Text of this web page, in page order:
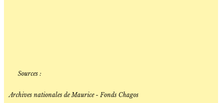
📚 Sources :
Archives nationales de Maurice - Fonds Chagos